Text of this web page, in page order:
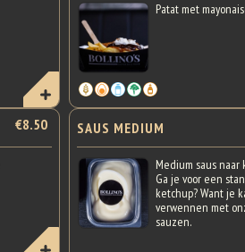
Patat met
€8.50 SAUS MEDIUM
Medium saus
Ga je voor een
ketchup? Want je
verwennen met
sauzen.